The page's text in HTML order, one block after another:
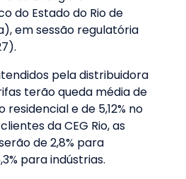
do Estado do Rio de
em sessão regulatória
pela distribuidora
terão queda média de
residencial e de 5,12% no
da CEG Rio, as
de 2,8% para
para indústrias.